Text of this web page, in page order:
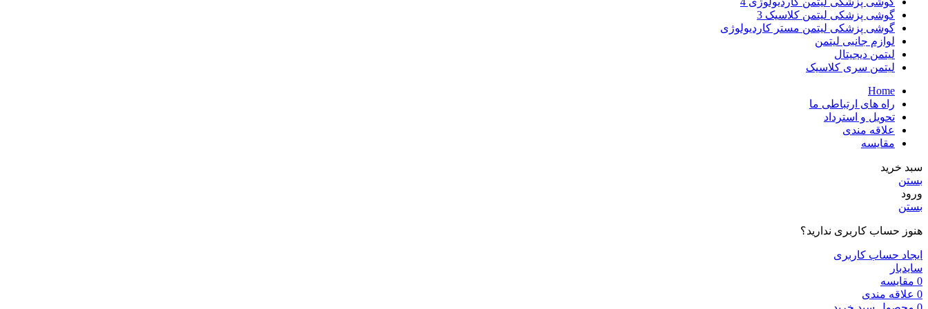
گوشی پزشکی لیتمن کلاسیک 3
گوشی پزشکی لیتمن مستر کاردیولوژی
لوازم جانبی لیتمن
لیتمن دیجیتال
لیتمن سری کلاسیک
Home
راه های ارتباطی ما
تحویل و استرداد
علاقه مندی
مقایسه
سبد خرید
بستن
ورود
بستن
هنوز حساب کاربری ندارید؟
ایجاد حساب کاربری
سایدبار
0 مقایسه
0 علاقه مندی